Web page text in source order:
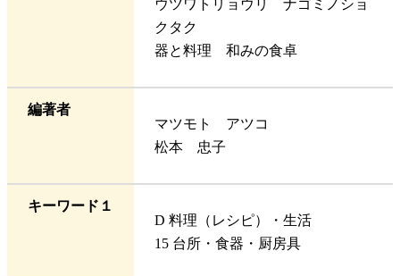
ウツワトリョウリ ナゴミノショ
クタク
器と料理 和みの食卓
編著者
マツモト アツコ
松本 忠子
キーワード１
D 料理（レシピ）・生活
15 台所・食器・厨房具